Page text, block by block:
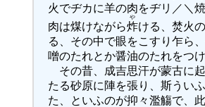
火でヂカに羊の肉をヂリ／＼
肉は煤けながら炸
や
ける、焚火
る、その中で眼をこすり乍ら
噌のたれとか醤油のたれをつ
その昔、成吉思汗が蒙古に
たる砂原に陣を張り、斯うい
た、といふのが抑々濫觴で、